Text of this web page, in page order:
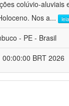
colúvio-aluviais
Nos a...
- PE - Brasil
BRT 2026